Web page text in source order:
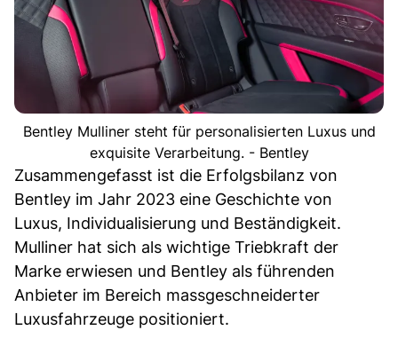
Bentley Mulliner steht für personalisierten Luxus und
exquisite Verarbeitung. - Bentley
Zusammengefasst ist die Erfolgsbilanz von
Bentley im Jahr 2023 eine Geschichte von
Luxus, Individualisierung und Beständigkeit.
Mulliner hat sich als wichtige Triebkraft der
Marke erwiesen und Bentley als führenden
Anbieter im Bereich massgeschneiderter
Luxusfahrzeuge positioniert.